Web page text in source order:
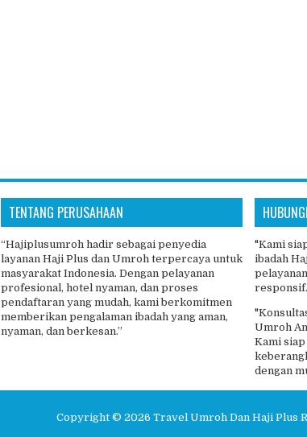
TENTANG PERUSAHAAN
“Hajiplusumroh hadir sebagai penyedia
layanan Haji Plus dan Umroh terpercaya untuk
masyarakat Indonesia. Dengan pelayanan
profesional, hotel nyaman, dan proses
pendaftaran yang mudah, kami berkomitmen
memberikan pengalaman ibadah yang aman,
nyaman, dan berkesan.”
"Kami
ibadah
Umroh
Kami
dengan
Copyright © 2026 Travel Umroh Dan Haji Plus